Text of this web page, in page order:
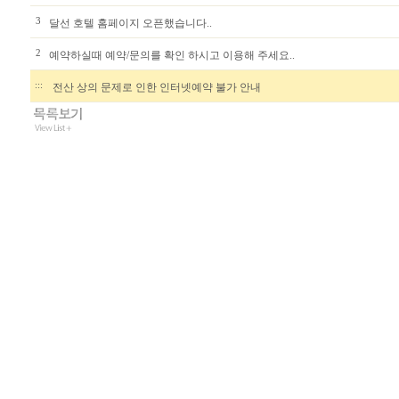
3 달선 호텔 홈페이지 오픈했습니다..
2 예약하실때 예약/문의를 확인 하시고 이용해 주세요..
::: 전산 상의 문제로 인한 인터넷예약 불가 안내